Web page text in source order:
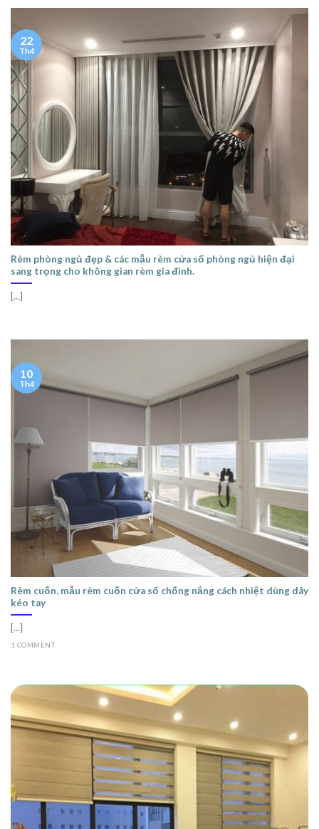
Rèm phòng ngủ đẹp & các mẫu rèm cửa sổ phòng ngủ hiện đại
sang trọng cho không gian rèm gia đình.
[...]
22
Th4
Rèm cuốn, mẫu rèm cuốn cửa sổ chống nắng cách nhiệt dùng dây
kéo tay
[...]
1 COMMENT
10
Th4